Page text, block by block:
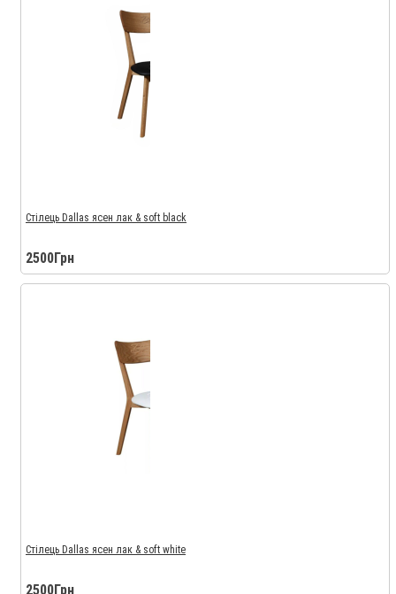
Стілець Dallas ясен лак & soft black
2500Грн
Стілець Dallas ясен лак & soft white
2500Грн